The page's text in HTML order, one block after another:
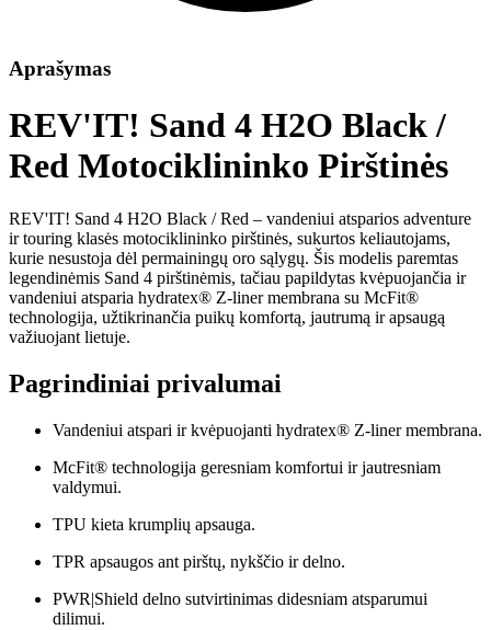
Aprašymas
REV'IT! Sand 4 H2O Black /
Red Motociklininko Pirštinės
REV'IT! Sand 4 H2O Black / Red – vandeniui atsparios adventure
ir touring klasės motociklininko pirštinės, sukurtos keliautojams,
kurie nesustoja dėl permainingų oro sąlygų. Šis modelis paremtas
legendinėmis Sand 4 pirštinėmis, tačiau papildytas kvėpuojančia ir
vandeniui atsparia hydratex® Z-liner membrana su McFit®
technologija, užtikrinančia puikų komfortą, jautrumą ir apsaugą
važiuojant lietuje.
Pagrindiniai privalumai
Vandeniui atspari ir kvėpuojanti hydratex® Z-liner membrana.
McFit® technologija geresniam komfortui ir jautresniam
valdymui.
TPU kieta krumplių apsauga.
TPR apsaugos ant pirštų, nykščio ir delno.
PWR|Shield delno sutvirtinimas didesniam atsparumui
dilimui.